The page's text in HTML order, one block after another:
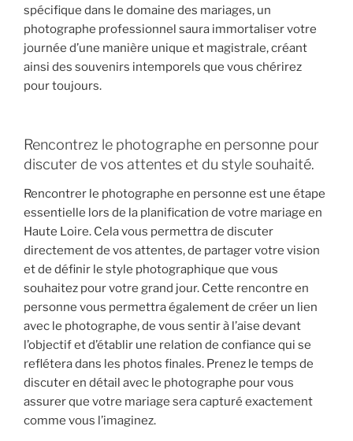
spécifique dans le domaine des mariages, un
photographe professionnel saura immortaliser votre
journée d’une manière unique et magistrale, créant
ainsi des souvenirs intemporels que vous chérirez
pour toujours.
Rencontrez le photographe en personne pour
discuter de vos attentes et du style souhaité.
Rencontrer le photographe en personne est une étape
essentielle lors de la planification de votre mariage en
Haute Loire. Cela vous permettra de discuter
directement de vos attentes, de partager votre vision
et de définir le style photographique que vous
souhaitez pour votre grand jour. Cette rencontre en
personne vous permettra également de créer un lien
avec le photographe, de vous sentir à l’aise devant
l’objectif et d’établir une relation de confiance qui se
reflétera dans les photos finales. Prenez le temps de
discuter en détail avec le photographe pour vous
assurer que votre mariage sera capturé exactement
comme vous l’imaginez.